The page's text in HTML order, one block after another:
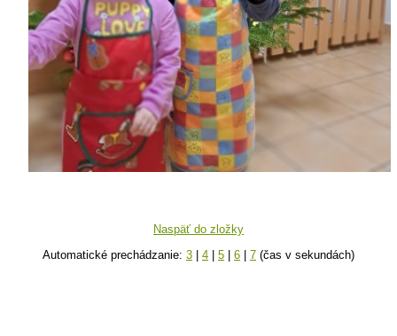
Naspäť do zložky
Automatické prechádzanie: 3 4 5 6 7 (čas v sekundách)